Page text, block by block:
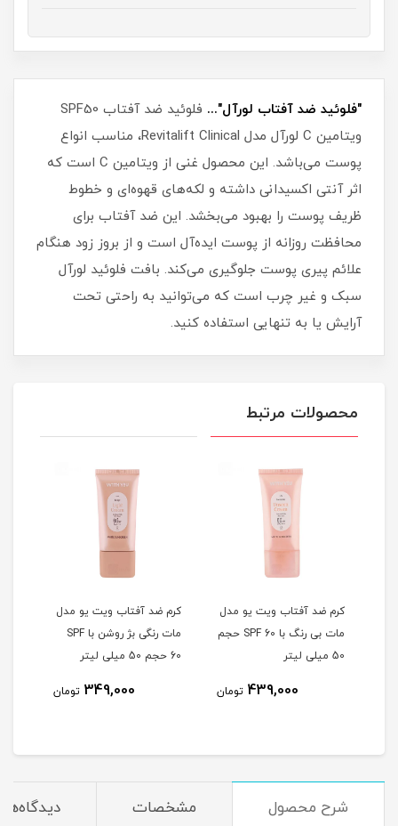
"فلوئید ضد آفتاب لورآل"...
فلوئید ضد آفتاب SPF50
ویتامین C لورآل مدل Revitalift Clinical، مناسب انواع
پوست می‌باشد. این محصول غنی از ویتامین C است که
اثر آنتی اکسیدانی داشته و لکه‌های قهوه‌ای و خطوط
ظریف پوست را بهبود می‌بخشد. این ضد آفتاب برای
محافظت روزانه از پوست ایده‌آل است و از بروز زود هنگام
علائم پیری پوست جلوگیری می‌کند. بافت فلوئید لورآل
سبک و غیر چرب است که می‌توانید به راحتی تحت
آرایش یا به تنهایی استفاده کنید.
محصولات مرتبط
کرم ضد آفتاب ویت یو مدل
مات بی رنگ با SPF 60 حجم
50 میلی لیتر
439,000 تومان
کرم ضد آفتاب ویت یو مدل
مات رنگی بژ روشن با SPF
60 حجم 50 میلی لیتر
349,000 تومان
شرح محصول مشخصات دیدگاه‌ها